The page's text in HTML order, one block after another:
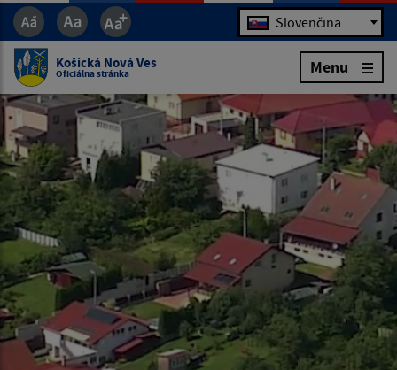
Jazyk Slovenčina
Košická Nová Ves
Oficiálna stránka Menu